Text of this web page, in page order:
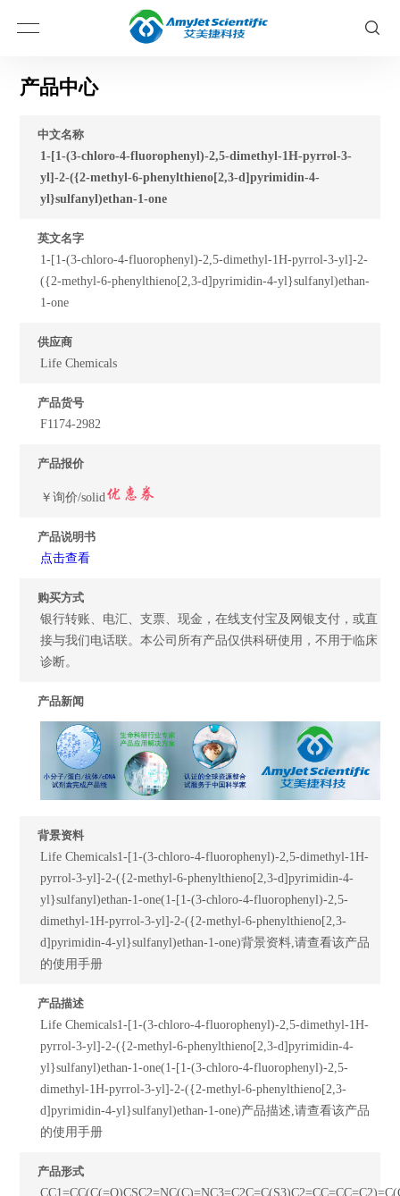
产品中心
中文名称
1-[1-(3-chloro-4-fluorophenyl)-2,5-dimethyl-1H-pyrrol-3-
yl]-2-({2-methyl-6-phenylthieno[2,3-d]pyrimidin-4-
yl}sulfanyl)ethan-1-one
英文名字
1-[1-(3-chloro-4-fluorophenyl)-2,5-dimethyl-1H-pyrrol-3-yl]-2-
({2-methyl-6-phenylthieno[2,3-d]pyrimidin-4-yl}sulfanyl)ethan-
1-one
供应商
Life Chemicals
产品货号
F1174-2982
产品报价
￥询价/solid
产品说明书
点击查看
购买方式
银行转账、电汇、支票、现金，在线支付宝及网银支付，或直
接与我们电话联。本公司所有产品仅供科研使用，不用于临床
诊断。
产品新闻
背景资料
Life Chemicals1-[1-(3-chloro-4-fluorophenyl)-2,5-dimethyl-1H-
pyrrol-3-yl]-2-({2-methyl-6-phenylthieno[2,3-d]pyrimidin-4-
yl}sulfanyl)ethan-1-one(1-[1-(3-chloro-4-fluorophenyl)-2,5-
dimethyl-1H-pyrrol-3-yl]-2-({2-methyl-6-phenylthieno[2,3-
d]pyrimidin-4-yl}sulfanyl)ethan-1-one)背景资料,请查看该产品
的使用手册
产品描述
Life Chemicals1-[1-(3-chloro-4-fluorophenyl)-2,5-dimethyl-1H-
pyrrol-3-yl]-2-({2-methyl-6-phenylthieno[2,3-d]pyrimidin-4-
yl}sulfanyl)ethan-1-one(1-[1-(3-chloro-4-fluorophenyl)-2,5-
dimethyl-1H-pyrrol-3-yl]-2-({2-methyl-6-phenylthieno[2,3-
d]pyrimidin-4-yl}sulfanyl)ethan-1-one)产品描述,请查看该产品
的使用手册
产品形式